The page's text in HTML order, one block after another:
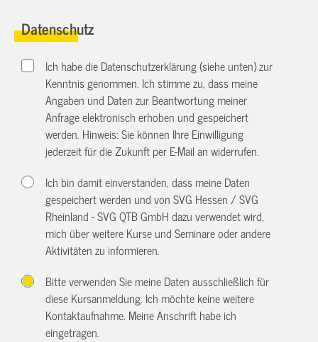
Datenschutz
Ich habe die Datenschutzerklärung (siehe unten) zur
Kenntnis genommen. Ich stimme zu, dass meine
Angaben und Daten zur Beantwortung meiner
Anfrage elektronisch erhoben und gespeichert
werden. Hinweis: Sie können Ihre Einwilligung
jederzeit für die Zukunft per E-Mail anwiderrufen.
Ich bin damit einverstanden, dass meine Daten
gespeichert werden und von SVG Hessen / SVG
Rheinland - SVG QTB GmbH dazu verwendet wird,
mich über weitere Kurse und Seminare oder andere
Aktivitäten zu informieren.
Bitte verwenden Sie meine Daten ausschließlich für
diese Kursanmeldung. Ich möchte keine weitere
Kontaktaufnahme. Meine Anschrift habe ich
eingetragen.